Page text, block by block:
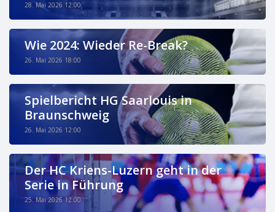
28. Mai 2026 12:00
Wie 2024: Wieder Re-Break?
26. Mai 2026 18:00
Spielbericht HG Saarlouis in
Braunschweig
26. Mai 2026 12:00
Der HC Kriens-Luzern geht in der
Serie in Führung
25. Mai 2026 12:00